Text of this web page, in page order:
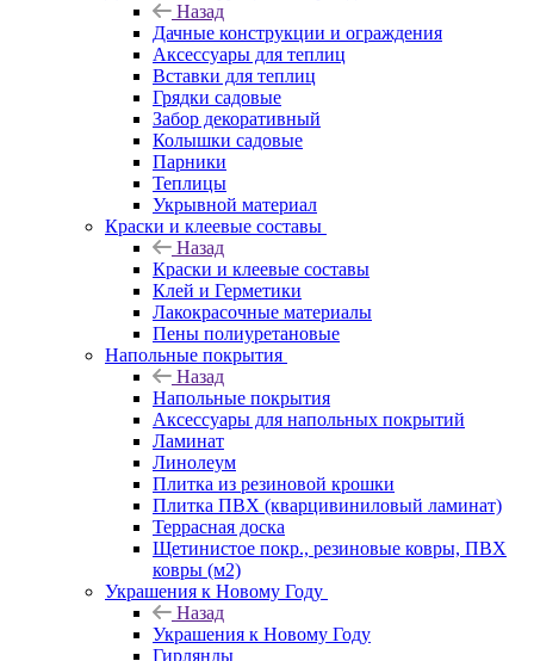
Назад
Дачные конструкции и ограждения
Аксессуары для теплиц
Вставки для теплиц
Грядки садовые
Забор декоративный
Колышки садовые
Парники
Теплицы
Укрывной материал
Краски и клеевые составы
Назад
Краски и клеевые составы
Клей и Герметики
Лакокрасочные материалы
Пены полиуретановые
Напольные покрытия
Назад
Напольные покрытия
Аксессуары для напольных покрытий
Ламинат
Линолеум
Плитка из резиновой крошки
Плитка ПВХ (кварцивиниловый ламинат)
Террасная доска
Щетинистое покр., резиновые ковры, ПВХ
ковры (м2)
Украшения к Новому Году
Назад
Украшения к Новому Году
Гирлянды